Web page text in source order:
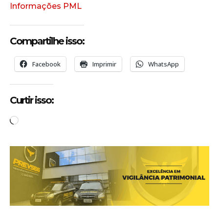
Informações PML
Compartilhe isso:
Facebook Imprimir WhatsApp
Curtir isso:
C
r
r
e
n